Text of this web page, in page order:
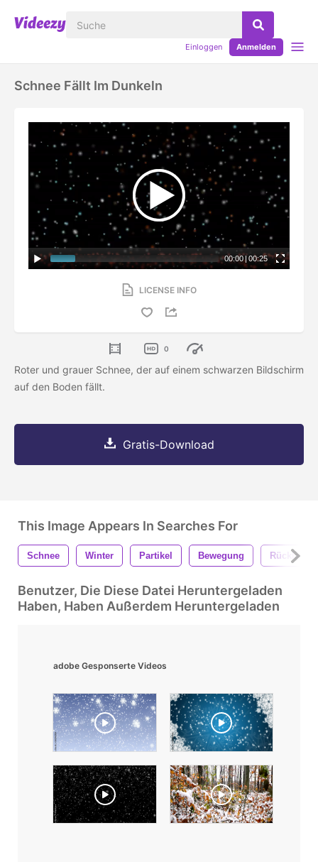
Einloggen Anmelden
Schnee Fällt Im Dunkeln
00:00 | 00:25
LICENSE INFO
0
Roter und grauer Schnee, der auf einem schwarzen Bildschirm
auf den Boden fällt.
Gratis-Download
This Image Appears In Searches For
Schnee Winter Partikel Bewegung Rückläufig
Benutzer, Die Diese Datei Heruntergeladen
Haben, Haben Außerdem Heruntergeladen
adobe Gesponserte Videos